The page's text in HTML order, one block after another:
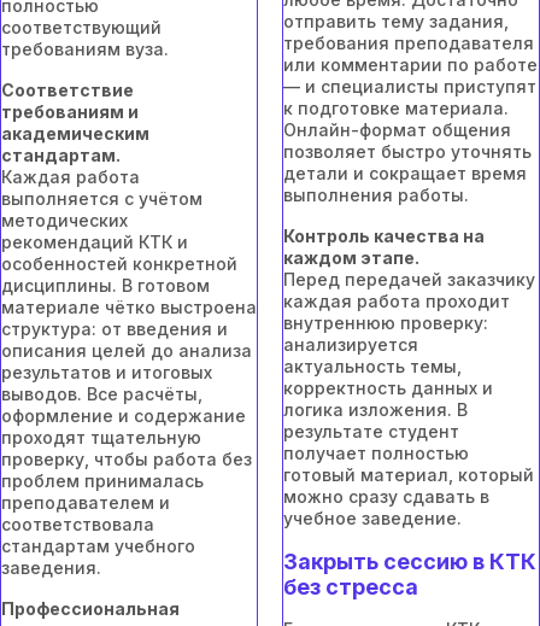
полностью
соответствующий
требованиям вуза.
Соответствие
требованиям и
академическим
стандартам.
Каждая работа
выполняется с учётом
методических
рекомендаций КТК и
особенностей конкретной
дисциплины. В готовом
материале чётко выстроена
структура: от введения и
описания целей до анализа
результатов и итоговых
выводов. Все расчёты,
оформление и содержание
проходят тщательную
проверку, чтобы работа без
проблем принималась
преподавателем и
соответствовала
стандартам учебного
заведения.
Профессиональная
отправить тему задания,
требования преподавателя
или комментарии по работе
— и специалисты приступят
к подготовке материала.
Онлайн-формат общения
позволяет быстро уточнять
детали и сокращает время
выполнения работы.
Контроль качества на
каждом этапе.
Перед передачей заказчику
каждая работа проходит
внутреннюю проверку:
анализируется
актуальность темы,
корректность данных и
логика изложения. В
результате студент
получает полностью
готовый материал, который
можно сразу сдавать в
учебное заведение.
Закрыть сессию в КТК
без стресса